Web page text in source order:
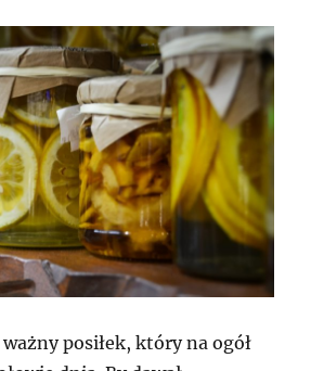
posiłek, który na ogół